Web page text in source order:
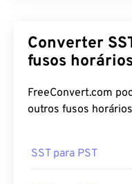
Converter
fusos
FreeConvert.com
outros fusos
SST para PST